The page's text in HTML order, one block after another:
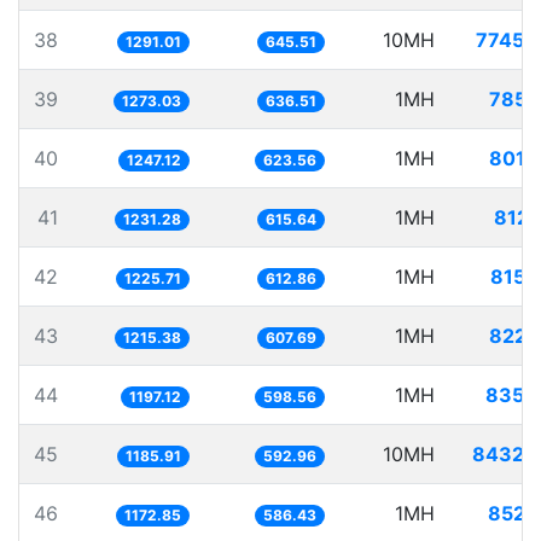
38 1291.01 645.51 10MH
39 1273.03 636.51 1MH
40 1247.12 623.56 1MH
41 1231.28 615.64 1MH
42 1225.71 612.86 1MH
43 1215.38 607.69 1MH
44 1197.12 598.56 1MH
45 1185.91 592.96 10MH
46 1172.85 586.43 1MH